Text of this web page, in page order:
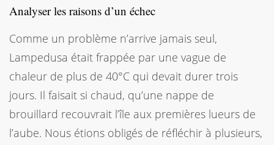
Analyser les raisons d’un échec
Comme un problème n’arrive jamais seul,
Lampedusa était frappée par une vague de
chaleur de plus de 40°C qui devait durer trois
jours. Il faisait si chaud, qu’une nappe de
brouillard recouvrait l’île aux premières lueurs de
l’aube. Nous étions obligés de réfléchir à plusieurs,